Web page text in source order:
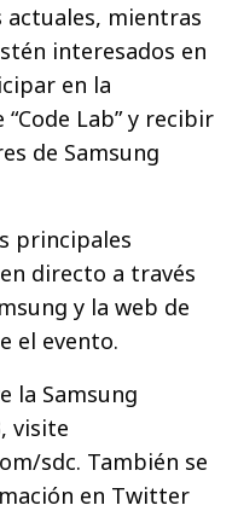
mientras
interesados en
en la
Lab” y recibir
de Samsung
principales
directo a través
y la web de
el evento.
la Samsung
visite
sdc. También se
en Twitter